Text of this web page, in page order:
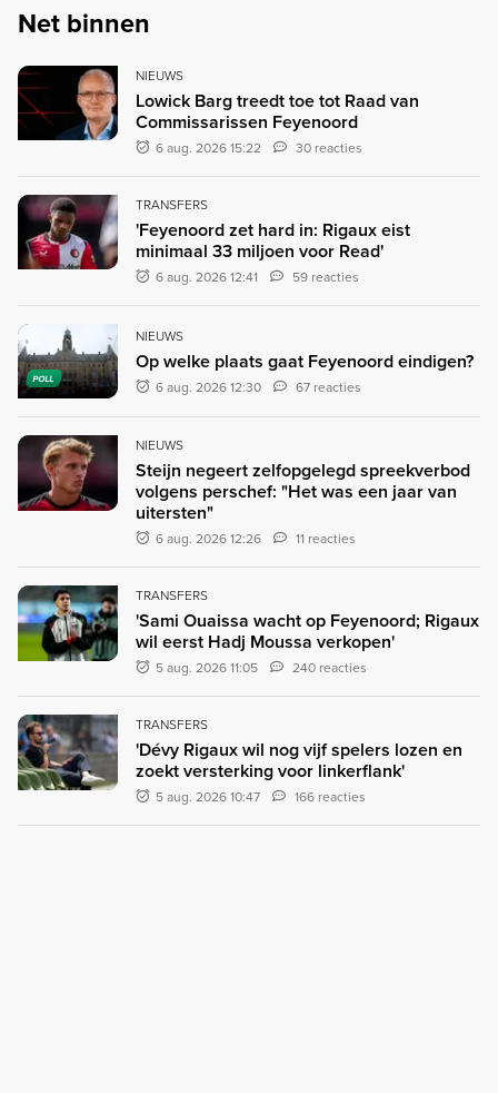
Net binnen
NIEUWS
Lowick Barg treedt toe tot Raad van
Commissarissen Feyenoord
6 aug. 2026 15:22 30 reacties
TRANSFERS
'Feyenoord zet hard in: Rigaux eist
minimaal 33 miljoen voor Read'
6 aug. 2026 12:41 59 reacties
POLL
NIEUWS
Op welke plaats gaat Feyenoord eindigen?
6 aug. 2026 12:30 67 reacties
NIEUWS
Steijn negeert zelfopgelegd spreekverbod
volgens perschef: "Het was een jaar van
uitersten"
6 aug. 2026 12:26 11 reacties
TRANSFERS
'Sami Ouaissa wacht op Feyenoord; Rigaux
wil eerst Hadj Moussa verkopen'
5 aug. 2026 11:05 240 reacties
TRANSFERS
'Dévy Rigaux wil nog vijf spelers lozen en
zoekt versterking voor linkerflank'
5 aug. 2026 10:47 166 reacties